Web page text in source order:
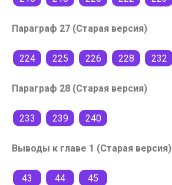
Параграф 27 (Старая версия)
224 225 226 228 232
Параграф 28 (Старая версия)
233 239 240
Выводы к главе 1 (Старая версия)
43 44 45